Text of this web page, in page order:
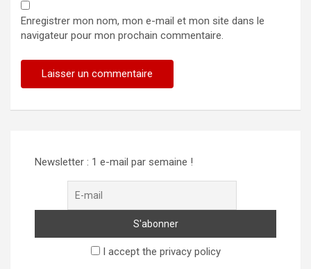
Enregistrer mon nom, mon e-mail et mon site dans le
navigateur pour mon prochain commentaire.
Newsletter : 1 e-mail par semaine !
I accept the privacy policy